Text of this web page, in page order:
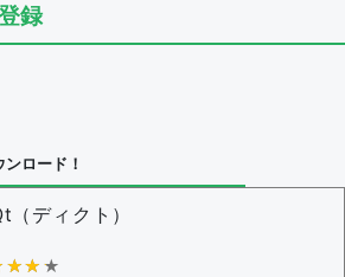
を持つユーザー -
審査する
票権限を持つユーザー -
投票数 -
を持つユーザー -すべてのユーザー
投票権限を持つユーザー -
投票数 -
録
ロード！
（ディクト）